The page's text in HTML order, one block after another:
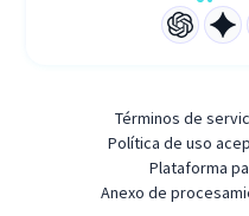
Términos de
Política de uso
Plataforma
Anexo de